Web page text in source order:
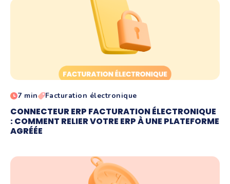
7 min Facturation électronique
CONNECTEUR ERP FACTURATION ÉLECTRONIQUE
: COMMENT RELIER VOTRE ERP À UNE PLATEFORME
AGRÉÉE